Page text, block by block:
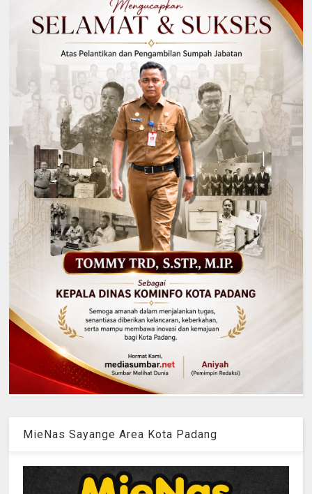
MieNas Sayange Area Kota Padang